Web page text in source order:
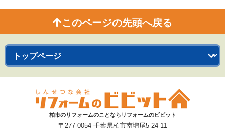
このページの先頭へ戻る
柏市のリフォームのことならリフォームのビビット
〒277-0054 千葉県柏市南増尾5-24-11